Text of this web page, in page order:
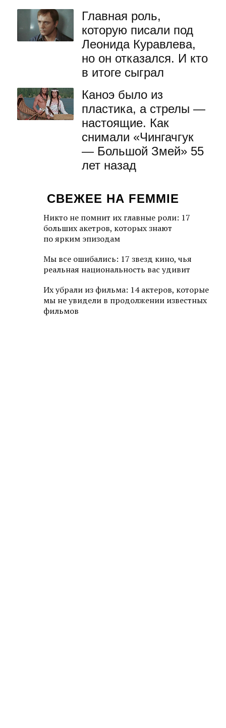
Главная роль,
которую писали под
Леонида Куравлева,
но он отказался. И кто
в итоге сыграл
Каноэ было из
пластика, а стрелы —
настоящие. Как
снимали «Чингачгук
— Большой Змей» 55
лет назад
СВЕЖЕЕ НА FEMMIE
Никто не помнит их главные роли: 17
больших акетров, которых знают
по ярким эпизодам
Мы все ошибались: 17 звезд кино, чья
реальная национальность вас удивит
Их убрали из фильма: 14 актеров, которые
мы не увидели в продолжении известных
фильмов